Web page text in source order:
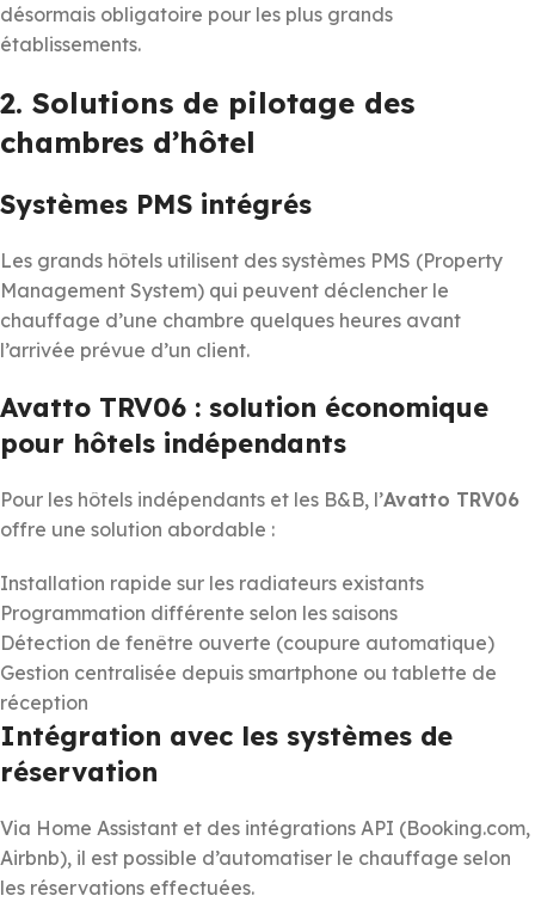
désormais obligatoire pour les plus grands
établissements.
2. Solutions de pilotage des
chambres d’hôtel
Systèmes PMS intégrés
Les grands hôtels utilisent des systèmes PMS (Property
Management System) qui peuvent déclencher le
chauffage d’une chambre quelques heures avant
l’arrivée prévue d’un client.
Avatto TRV06 : solution économique
pour hôtels indépendants
Pour les hôtels indépendants et les B&B, l’Avatto TRV06
offre une solution abordable :
Installation rapide sur les radiateurs existants
Programmation différente selon les saisons
Détection de fenêtre ouverte (coupure automatique)
Gestion centralisée depuis smartphone ou tablette de
réception
Intégration avec les systèmes de
réservation
Via Home Assistant et des intégrations API (Booking.com,
Airbnb), il est possible d’automatiser le chauffage selon
les réservations effectuées.